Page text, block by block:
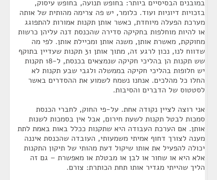
במובנים הבסיסיים ביותר: בחופש תנועה, בחופש עיסוק,
בזכויות דיוניות ועוד. כלומר, יש פה צרימה מהותית של אותה
מערכת הפעלה מיוחדת, כאשר אותן תקנות אמורות להתפוגג
או להיות מוחלפות בחקיקה סדירה שהכנסת דנה עליהן כרשות
מחוקקת, מאשרת אותן, משנה אותן ומכיילת אותן. לפי מה
שדווח לנו, נכון לרגע זה, מתוך אותן 31 תקנות שעדיין בתוקף
שש תקנות הן בהליכי חקיקה שנמצאים בכנסת, ל-18 תקנות
יש חלופות בהליכי חקיקה בממשלה ולגבי שבע תקנות לא
החלו כל מהלכים. אנחנו נשמח לשמוע את ההסדרים באשר
לסטטוס של הדברים והסיבות.
אני רוצה לציין נקודה אחת. על-פי החוק, לחברי הכנסת
סמכות לבטל תקנות לשעת חירום, אבל אין בסמכות לשנות
אותן. אם הערכת העבודה היא שתקנות ככלל באות באמת לתת
מענה לצורך דחוף אמיתי משמעותי, העובדה שהכנסת איננה
יכולה להפעיל את אותו שיקול דעת מהותי של תיקון התקנות
אלא היא או שחור או לבן או מבטלת או מאפשרת – גם זה
הליך שהייתי מגדיר אותו תחת הכותרת: צורם.